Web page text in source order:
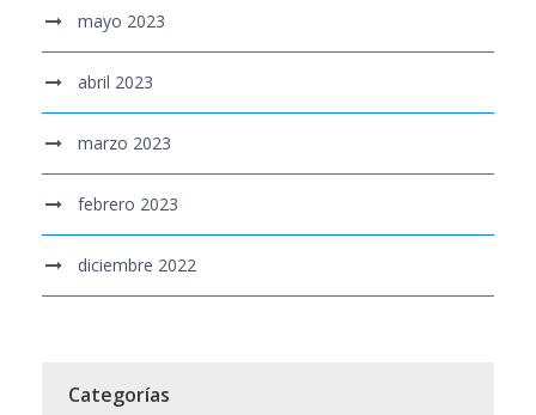
mayo 2023
abril 2023
marzo 2023
febrero 2023
diciembre 2022
Categorías